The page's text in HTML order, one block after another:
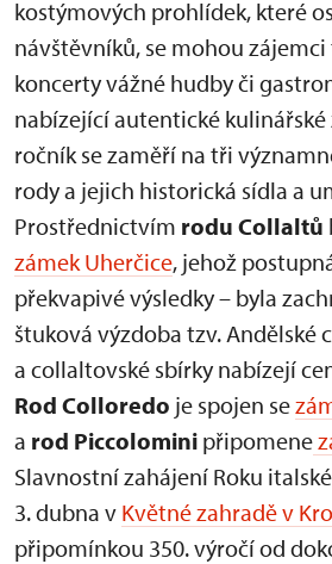
kostýmových prohlídek, které
návštěvníků, se mohou
koncerty vážné hudby či
nabízející autentické kulinářské
ročník se zaměří na tři
rody a jejich historická sídla a
Prostřednictvím rodu Collaltů
zámek Uherčice, jehož
překvapivé výsledky – byla
štuková výzdoba tzv. Andělské
a collaltovské sbírky nabízejí
Rod Colloredo je spojen se
a rod Piccolomini připomene
Slavnostní zahájení Roku
3. dubna v Květné zahradě v
připomínkou 350. výročí od